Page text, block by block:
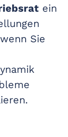
ein
Sie